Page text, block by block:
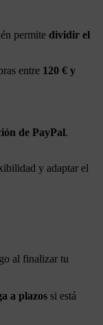
permite dividir el
entre 120 € y
de PayPal.
y adaptar el
al finalizar tu
a plazos si está